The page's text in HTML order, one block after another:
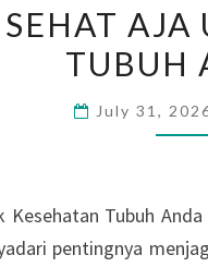
AJA
TUBUH
July 31,
Kesehatan Tubuh
pentingnya